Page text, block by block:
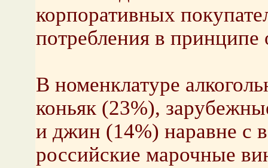
корпоративных
потребления в принципе
В номенклатуре
коньяк (23%),
и джин (14%) наравне с
российские марочные